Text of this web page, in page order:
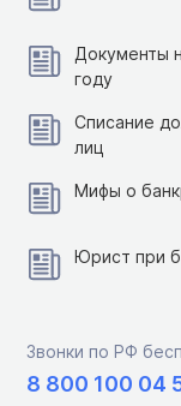
Документы
году
Списание
лиц
Мифы о
Юрист при
Звонки по РФ
8 800 100 04